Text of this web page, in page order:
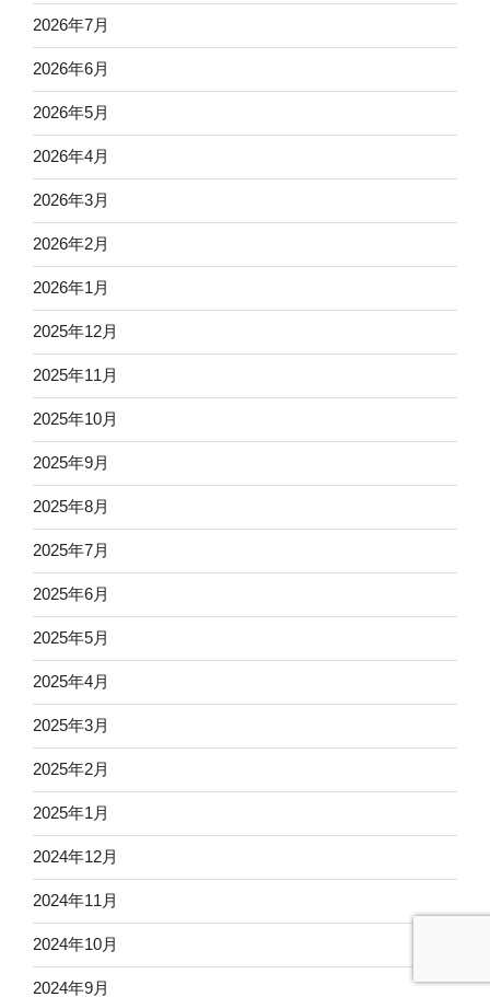
2026年7月
2026年6月
2026年5月
2026年4月
2026年3月
2026年2月
2026年1月
2025年12月
2025年11月
2025年10月
2025年9月
2025年8月
2025年7月
2025年6月
2025年5月
2025年4月
2025年3月
2025年2月
2025年1月
2024年12月
2024年11月
2024年10月
2024年9月